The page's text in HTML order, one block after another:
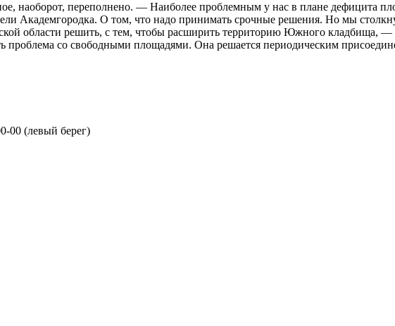
наоборот, переполнено. — Наиболее проблемным у нас в плане дефицита
Академгородка. О том, что надо принимать срочные решения. Но мы
области решить, с тем, чтобы расширить территорию Южного кладбища,
проблема со свободными площадями. Она решается периодическим
00 (левый берег)